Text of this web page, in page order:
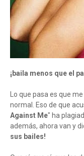
¡baila menos que el
Lo que pasa es que
normal. Eso de que
Against Me" ha
además, ahora van y
sus bailes!